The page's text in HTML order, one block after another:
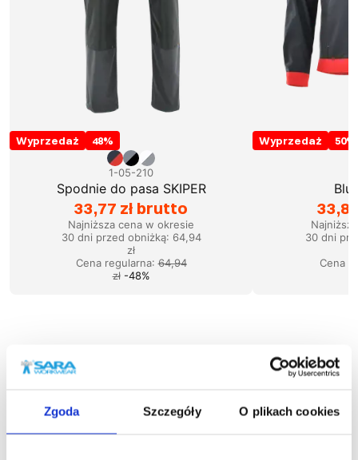
Zgoda Szczegóły O plikach cookies
Wyprzedaż 48%
1-05-210
Spodnie do pasa SKIPER
33,77 zł brutto
Najniższa cena w okresie
30 dni przed obniżką: 64,94
zł
Cena regularna:64,94
zł -48%
Wyprzedaż 50%
30 dni
Cena
Podobne produkty